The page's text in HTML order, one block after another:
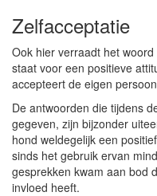
Zelfacceptatie
Ook hier verraadt het
staat voor een positieve
accepteert de eigen
De antwoorden die tijdens
gegeven, zijn bijzonder
hond weldegelijk een
sinds het gebruik ervan
gesprekken kwam aan bod
invloed heeft.